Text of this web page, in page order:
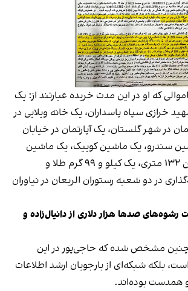
که او در این مدت خریده عبارتند از: یک
خرازی سپاه پاسداران، یک خانه ویلایی در
در شهر گلستان، یک آپارتمان در خیابان
سندرو، یک ماشین کوییک، یک ماشین
مزدا، یک قطع زمین ۱۳۲ متری، یک کیلو و ۹۹ گرم طلا و
در دو شعبه رستوران الریعان در نیاوران
رشوه‌های صدها هزار دلاری از دانیال‌زاده و
مشخص شده که حاجی‌پور در این
بلکه شبکه‌ای از بارجویان ارشد اطلاعات
همدست بوده‌اند.